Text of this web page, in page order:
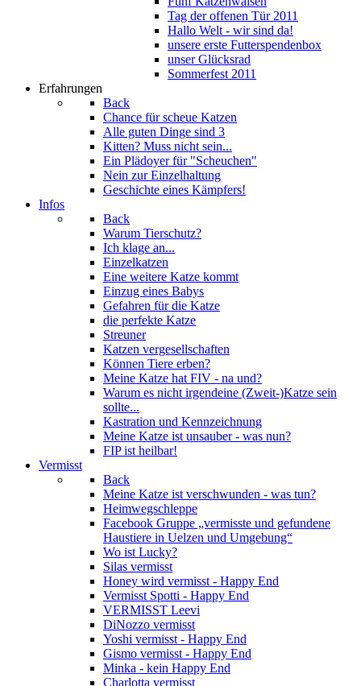
Tag der offenen Tür 2011
Hallo Welt - wir sind da!
unsere erste Futterspendenbox
unser Glücksrad
Sommerfest 2011
Erfahrungen
Back
Chance für scheue Katzen
Alle guten Dinge sind 3
Kitten? Muss nicht sein...
Ein Plädoyer für "Scheuchen"
Nein zur Einzelhaltung
Geschichte eines Kämpfers!
Infos
Back
Warum Tierschutz?
Ich klage an...
Einzelkatzen
Eine weitere Katze kommt
Einzug eines Babys
Gefahren für die Katze
die perfekte Katze
Streuner
Katzen vergesellschaften
Können Tiere erben?
Meine Katze hat FIV - na und?
Warum es nicht irgendeine (Zweit-)Katze sein
sollte...
Kastration und Kennzeichnung
Meine Katze ist unsauber - was nun?
FIP ist heilbar!
Vermisst
Back
Meine Katze ist verschwunden - was tun?
Heimwegschleppe
Facebook Gruppe „vermisste und gefundene
Haustiere in Uelzen und Umgebung“
Wo ist Lucky?
Silas vermisst
Honey wird vermisst - Happy End
Vermisst Spotti - Happy End
VERMISST Leevi
DiNozzo vermisst
Yoshi vermisst - Happy End
Gismo vermisst - Happy End
Minka - kein Happy End
Charlotta vermisst